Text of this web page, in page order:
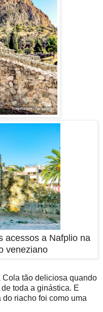
acessos a Nafplio na
veneziano
tão deliciosa quando
toda a ginástica. E
riacho foi como uma